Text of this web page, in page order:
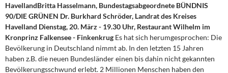
HavellandBritta Hasselmann, Bundestagsabgeordnete BÜNDNIS
90/DIE GRÜNEN Dr. Burkhard Schröder, Landrat des Kreises
Havelland Dienstag, 20. März - 19.30 Uhr, Restaurant Wilhelm im
Kronprinz Falkensee - Finkenkrug Es hat sich herumgesprochen: Die
Bevölkerung in Deutschland nimmt ab. In den letzten 15 Jahren
haben z.B. die neuen Bundesländer einen bis dahin nicht gekannten
Bevölkerungsschwund erlebt. 2 Millionen Menschen haben den